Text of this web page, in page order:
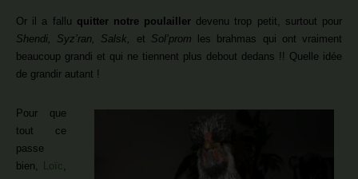
Or il a fallu quitter notre poulailler devenu trop petit, surtout pour
Shendi, Syz’ran, Salsk,
et Sol’prom les brahmas qui ont vraiment
beaucoup grandi et qui ne tiennent plus debout dedans !! Quelle idée
de grandir autant !
Pour que
tout ce
passe
bien,
Loïc,